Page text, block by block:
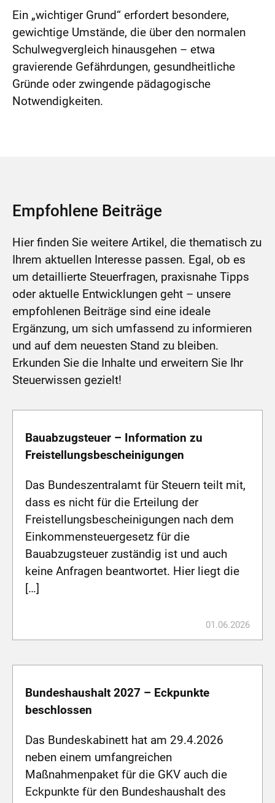
Ein „wichtiger Grund“ erfordert besondere,
gewichtige Umstände, die über den normalen
Schulwegvergleich hinausgehen – etwa
gravierende Gefährdungen, gesundheitliche
Gründe oder zwingende pädagogische
Notwendigkeiten.
Empfohlene Beiträge
Hier finden Sie weitere Artikel, die thematisch zu
Ihrem aktuellen Interesse passen. Egal, ob es
um detaillierte Steuerfragen, praxisnahe Tipps
oder aktuelle Entwicklungen geht – unsere
empfohlenen Beiträge sind eine ideale
Ergänzung, um sich umfassend zu informieren
und auf dem neuesten Stand zu bleiben.
Erkunden Sie die Inhalte und erweitern Sie Ihr
Steuerwissen gezielt!
Bauabzugsteuer – Information zu
Freistellungsbescheinigungen
Das Bundeszentralamt für Steuern teilt mit,
dass es nicht für die Erteilung der
Freistellungsbescheinigungen nach dem
Einkommensteuergesetz für die
Bauabzugsteuer zuständig ist und auch
keine Anfragen beantwortet. Hier liegt die
[…]
01.06.2026
Bundeshaushalt 2027 – Eckpunkte
beschlossen
Das Bundeskabinett hat am 29.4.2026
neben einem umfangreichen
Maßnahmenpaket für die GKV auch die
Eckpunkte für den Bundeshaushalt des